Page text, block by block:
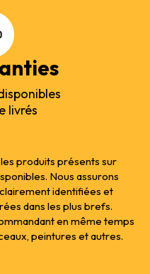
livrés
produits présents sur
Nous assurons
identifiées et
dans les plus brefs.
en même temps
peintures et autres.